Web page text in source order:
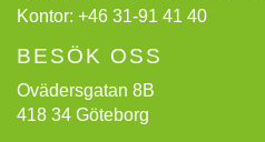
Kontor: +46 31-91 41 40
BESÖK OSS
Ovädersgatan 8B
418 34 Göteborg